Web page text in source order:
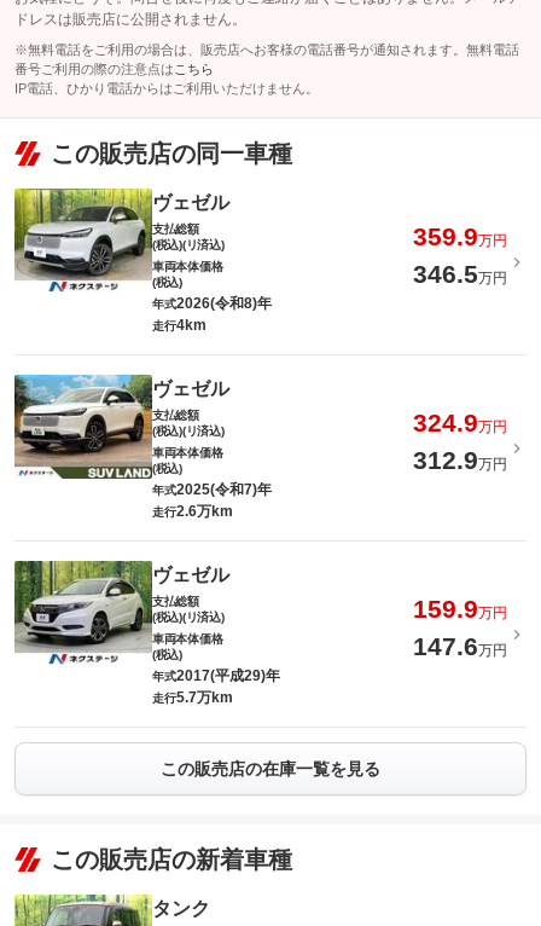
ドレスは販売店に公開されません。
※無料電話をご利用の場合は、販売店へお客様の電話番号が通知されます。無料電話
番号ご利用の際の注意点は こちら
IP電話、ひかり電話からはご利用いただけません。
この販売店の同一車種
ヴェゼル
支払総額
(税込)(リ済込)
359.9万円
車両本体価格
(税込)
346.5万円
年式2026(令和8)年
走行4km
ヴェゼル
支払総額
(税込)(リ済込)
324.9万円
車両本体価格
(税込)
312.9万円
年式2025(令和7)年
走行2.6万km
ヴェゼル
支払総額
(税込)(リ済込)
159.9万円
車両本体価格
(税込)
147.6万円
年式2017(平成29)年
走行5.7万km
この販売店の在庫一覧を見る
この販売店の新着車種
タンク